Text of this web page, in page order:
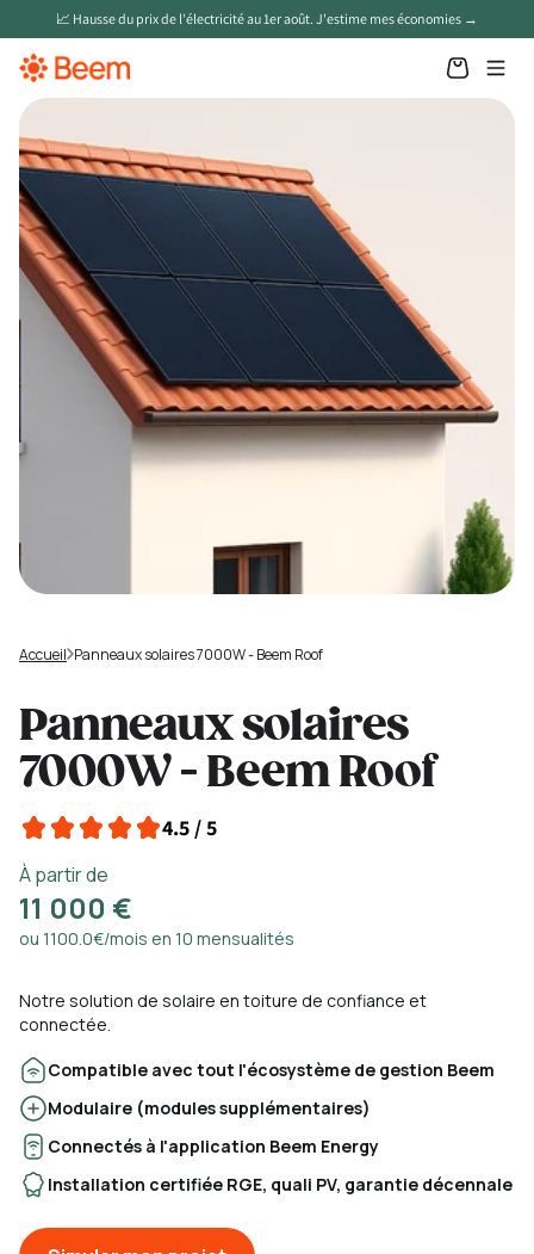
📈 Hausse du prix de l'électricité au 1er août. J'estime mes économies →
Nos produits
Panneaux solaires en toiture
Batteries solaires
Panneaux solaires plug & play
Chargeur VE
Pompe à chaleur
App Beem
Aide et savoir
Accueil Panneaux solaires 7000W - Beem Roof
Panneaux solaires
7000W - Beem Roof
4.5 / 5
À partir de
11 000 €
ou 1100.0€/mois en 10 mensualités
Notre solution de solaire en toiture de confiance et
connectée.
Compatible avec tout l'écosystème de gestion Beem
Modulaire (modules supplémentaires)
Connectés à l'application Beem Energy
Installation certifiée RGE, quali PV, garantie décennale